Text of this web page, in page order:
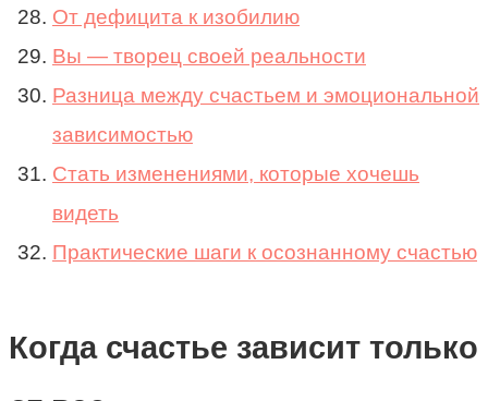
От дефицита к изобилию
Вы — творец своей реальности
Разница между счастьем и эмоциональной
зависимостью
Стать изменениями, которые хочешь
видеть
Практические шаги к осознанному счастью
Когда счастье зависит только